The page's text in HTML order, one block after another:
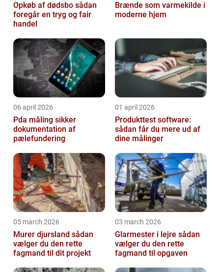
Opkøb af dødsbo sådan
foregår en tryg og fair
handel
Brænde som varmekilde i
moderne hjem
06 april 2026
Pda måling sikker
dokumentation af
pælefundering
01 april 2026
Produkttest software:
sådan får du mere ud af
dine målinger
05 march 2026
Murer djursland sådan
vælger du den rette
fagmand til dit projekt
03 march 2026
Glarmester i lejre sådan
vælger du den rette
fagmand til opgaven